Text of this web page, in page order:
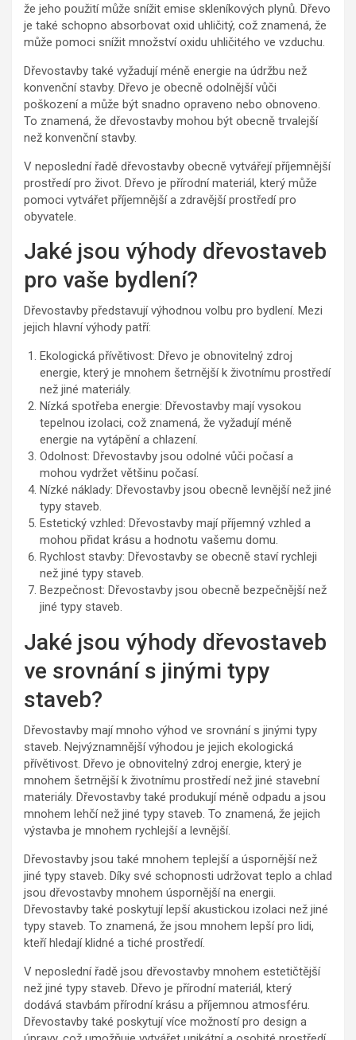
že jeho použití může snížit emise skleníkových plynů. Dřevo
je také schopno absorbovat oxid uhličitý, což znamená, že
může pomoci snížit množství oxidu uhličitého ve vzduchu.
Dřevostavby také vyžadují méně energie na údržbu než
konvenční stavby. Dřevo je obecně odolnější vůči
poškození a může být snadno opraveno nebo obnoveno.
To znamená, že dřevostavby mohou být obecně trvalejší
než konvenční stavby.
V neposlední řadě dřevostavby obecně vytvářejí příjemnější
prostředí pro život. Dřevo je přírodní materiál, který může
pomoci vytvářet příjemnější a zdravější prostředí pro
obyvatele.
Jaké jsou výhody dřevostaveb
pro vaše bydlení?
Dřevostavby představují výhodnou volbu pro bydlení. Mezi
jejich hlavní výhody patří:
Ekologická přívětivost: Dřevo je obnovitelný zdroj
energie, který je mnohem šetrnější k životnímu prostředí
než jiné materiály.
Nízká spotřeba energie: Dřevostavby mají vysokou
tepelnou izolaci, což znamená, že vyžadují méně
energie na vytápění a chlazení.
Odolnost: Dřevostavby jsou odolné vůči počasí a
mohou vydržet většinu počasí.
Nízké náklady: Dřevostavby jsou obecně levnější než jiné
typy staveb.
Estetický vzhled: Dřevostavby mají příjemný vzhled a
mohou přidat krásu a hodnotu vašemu domu.
Rychlost stavby: Dřevostavby se obecně staví rychleji
než jiné typy staveb.
Bezpečnost: Dřevostavby jsou obecně bezpečnější než
jiné typy staveb.
Jaké jsou výhody dřevostaveb
ve srovnání s jinými typy
staveb?
Dřevostavby mají mnoho výhod ve srovnání s jinými typy
staveb. Nejvýznamnější výhodou je jejich ekologická
přívětivost. Dřevo je obnovitelný zdroj energie, který je
mnohem šetrnější k životnímu prostředí než jiné stavební
materiály. Dřevostavby také produkují méně odpadu a jsou
mnohem lehčí než jiné typy staveb. To znamená, že jejich
výstavba je mnohem rychlejší a levnější.
Dřevostavby jsou také mnohem teplejší a úspornější než
jiné typy staveb. Díky své schopnosti udržovat teplo a chlad
jsou dřevostavby mnohem úspornější na energii.
Dřevostavby také poskytují lepší akustickou izolaci než jiné
typy staveb. To znamená, že jsou mnohem lepší pro lidi,
kteří hledají klidné a tiché prostředí.
V neposlední řadě jsou dřevostavby mnohem estetičtější
než jiné typy staveb. Dřevo je přírodní materiál, který
dodává stavbám přírodní krásu a příjemnou atmosféru.
Dřevostavby také poskytují více možností pro design a